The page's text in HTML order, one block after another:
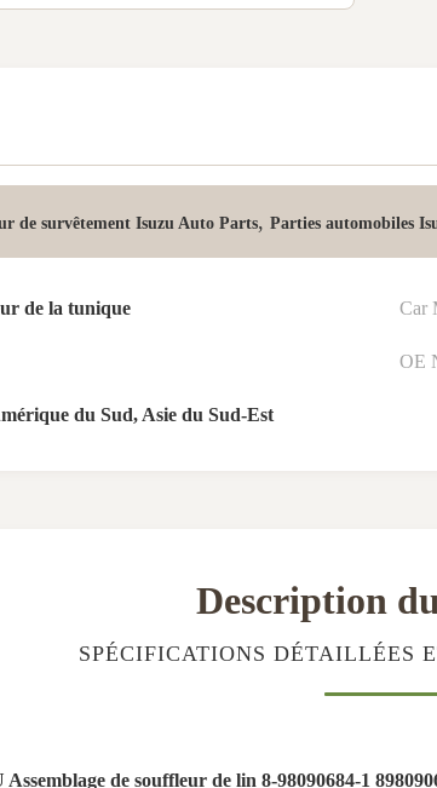
de survêtement Isuzu Auto Parts, Parties automobiles
de la tunique Car
OE
du Sud, Asie du Sud-Est
Description
SPÉCIFICATIONS DÉTAILLÉES
de souffleur de lin 8-98090684-1